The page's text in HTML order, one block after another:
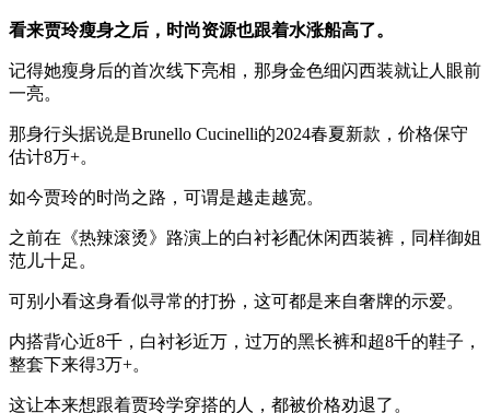
看来贾玲瘦身之后，时尚资源也跟着水涨船高了。
记得她瘦身后的首次线下亮相，那身金色细闪西装就让人眼前
一亮。
那身行头据说是Brunello Cucinelli的2024春夏新款，价格保守
估计8万+。
如今贾玲的时尚之路，可谓是越走越宽。
之前在《热辣滚烫》路演上的白衬衫配休闲西装裤，同样御姐
范儿十足。
可别小看这身看似寻常的打扮，这可都是来自奢牌的示爱。
内搭背心近8千，白衬衫近万，过万的黑长裤和超8千的鞋子，
整套下来得3万+。
这让本来想跟着贾玲学穿搭的人，都被价格劝退了。